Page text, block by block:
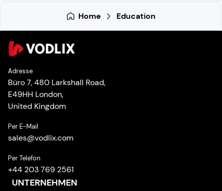
Home Education
Adresse
Büro 7, 480 Larkshall Road,
E49HH London,
United Kingdom
Per E-Mail
sales@vodlix.com
Per Telefon
+44 203 769 2561
UNTERNEHMEN